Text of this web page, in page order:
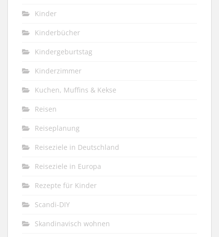
Kinder
Kinderbücher
Kindergeburtstag
Kinderzimmer
Kuchen, Muffins & Kekse
Reisen
Reiseplanung
Reiseziele in Deutschland
Reiseziele in Europa
Rezepte für Kinder
Scandi-DIY
Skandinavisch wohnen